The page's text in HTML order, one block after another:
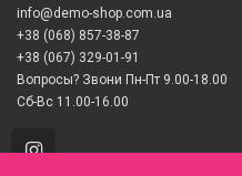
info@demo-shop.com.ua
+38 (068) 857-38-87
+38 (067) 329-01-91
Вопросы? Звони Пн-Пт 9.00-18.00
Сб-Вс 11.00-16.00